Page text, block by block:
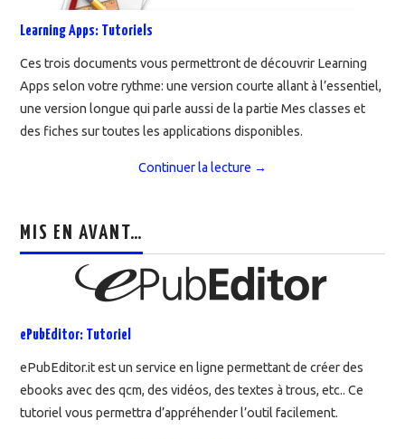
Learning Apps: Tutoriels
Ces trois documents vous permettront de découvrir Learning
Apps selon votre rythme: une version courte allant à l’essentiel,
une version longue qui parle aussi de la partie Mes classes et
des fiches sur toutes les applications disponibles.
Continuer la lecture →
MIS EN AVANT…
ePubEditor: Tutoriel
ePubEditor.it est un service en ligne permettant de créer des
ebooks avec des qcm, des vidéos, des textes à trous, etc.. Ce
tutoriel vous permettra d’appréhender l’outil facilement.